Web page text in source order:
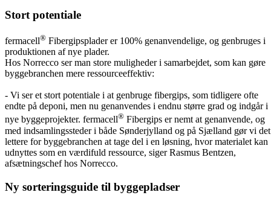
Stort potentiale
fermacell® Fibergipsplader er 100% genanvendelige, og genbruges i
produktionen af nye plader.
Hos Norrecco ser man store muligheder i samarbejdet, som kan gøre
byggebranchen mere ressourceeffektiv:
- Vi ser et stort potentiale i at genbruge fibergips, som tidligere ofte
endte på deponi, men nu genanvendes i endnu større grad og indgår i
nye byggeprojekter. fermacell® Fibergips er nemt at genanvende, og
med indsamlingssteder i både Sønderjylland og på Sjælland gør vi det
lettere for byggebranchen at tage del i en løsning, hvor materialet kan
udnyttes som en værdifuld ressource, siger Rasmus Bentzen,
afsætningschef hos Norrecco.
Ny sorteringsguide til byggepladser